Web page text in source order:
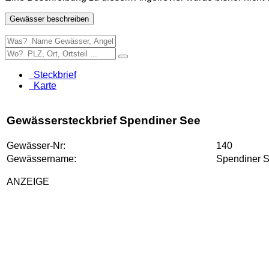
Gewässer beschreiben
Steckbrief
Karte
Gewässersteckbrief Spendiner See
Gewässer-Nr:
140
Gewässername:
Spendiner
ANZEIGE